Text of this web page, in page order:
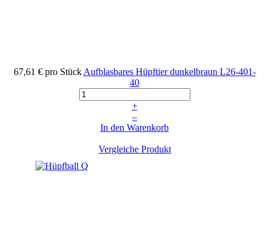
67,61 € pro Stück Aufblasbares Hüpftier dunkelbraun L26-401-
40
+
–
In den Warenkorb
Vergleiche Produkt